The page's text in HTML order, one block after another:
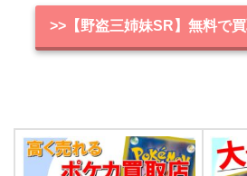
>>【野盗三姉妹SR】無料で